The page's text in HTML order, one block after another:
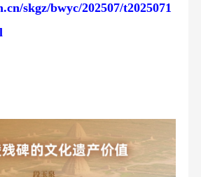
skgz/bwyc/202507/t2025071